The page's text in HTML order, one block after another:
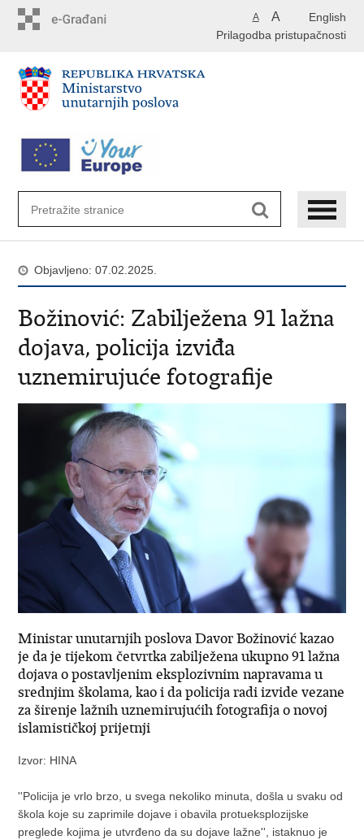
English
A A
Prilagodba pristupačnosti
Objavljeno: 07.02.2025.
Božinović: Zabilježena 91 lažna
dojava, policija izviđa
uznemirujuće fotografije
Ministar unutarnjih poslova Davor Božinović kazao
je da je tijekom četvrtka zabilježena ukupno 91 lažna
dojava o postavljenim eksplozivnim napravama u
srednjim školama, kao i da policija radi izvide vezane
za širenje lažnih uznemirujućih fotografija o novoj
islamističkoj prijetnji
Izvor: HINA
''Policija je vrlo brzo, u svega nekoliko minuta, došla u svaku od
škola koje su zaprimile dojave i obavila protueksplozijske
preglede kojima je utvrđeno da su dojave lažne'', istaknuo je